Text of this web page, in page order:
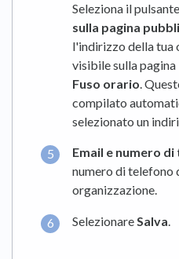
Seleziona il pulsante
sulla pagina
l'indirizzo della tua
visibile sulla
Fuso orario .
compilato
selezionato un
Email e numero
numero di telefono
organizzazione.
SelezionareSalva.